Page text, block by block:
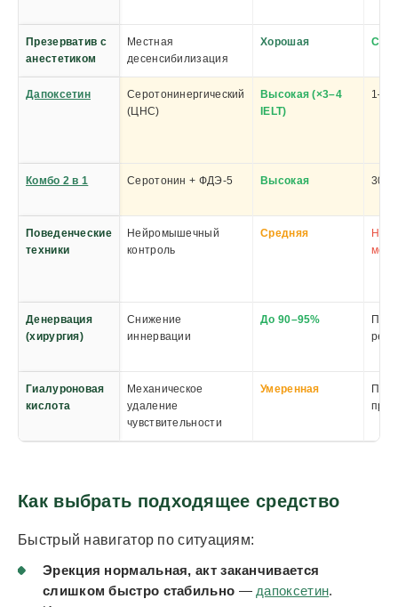
Презерватив с
анестетиком
Местная
десенсибилизация
Хорошая
Дапоксетин
Серотонинергический
(ЦНС)
Высокая (×3–4
IELT)
1–3
Комбо 2 в 1 Серотонин + ФДЭ-5 Высокая
Поведенческие
техники
Нейромышечный
контроль
Средняя
Денервация
(хирургия)
Снижение
иннервации
До 90–95%
Гиалуроновая
кислота
Механическое
удаление
чувствительности
Умеренная
Как выбрать подходящее средство
Быстрый навигатор по ситуациям:
Эрекция нормальная, акт заканчивается
слишком быстро стабильно — дапоксетин.